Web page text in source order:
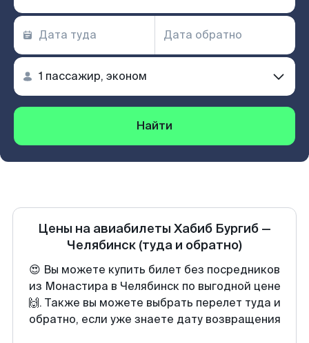
Найти
Цены на авиабилеты Хабиб Бургиб —
Челябинск (туда и обратно)
😍 Вы можете купить билет без посредников
из Монастира в Челябинск по выгодной цене
🙌. Также вы можете выбрать перелет туда и
обратно, если уже знаете дату возвращения